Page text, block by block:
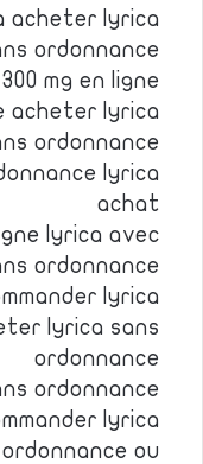
acheter lyrica
ordonnance
mg en ligne
acheter lyrica
ordonnance
lyrica
achat
lyrica avec
ordonnance
lyrica
lyrica sans
ordonnance
ordonnance
lyrica
ou